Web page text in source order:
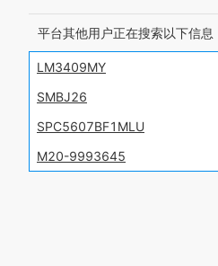
平台其他用户正在搜索以下信息
LM3409MY
SMBJ26
SPC5607BF1MLU
M20-9993645